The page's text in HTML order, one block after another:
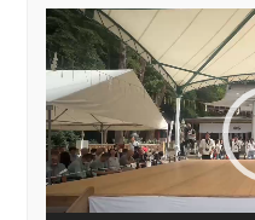
動
画
プ
レ
ー
ヤ
ー